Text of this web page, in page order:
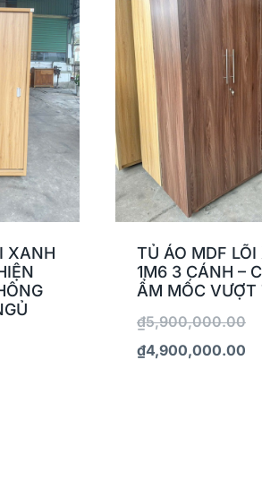
XANH
TỦ ÁO MDF LÕI
1M6 3 CÁNH –
ẨM MỐC VƯỢT
₫5,900,000.00
₫4,900,000.00